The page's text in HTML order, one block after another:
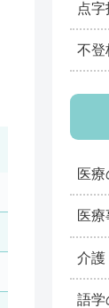
点
不登
医療
医
介護
語学